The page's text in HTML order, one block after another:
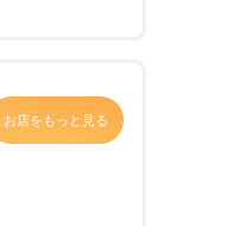
お店をもっと見る